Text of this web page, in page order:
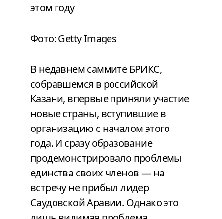
этом году
Фото: Getty Images
В недавнем саммите БРИКС,
собравшемся в российской
Казани, впервые приняли участие
новые страны, вступившие в
организацию с началом этого
года. И сразу образование
продемонстрировало проблемы
единства своих членов — на
встречу не прибыл лидер
Саудовской Аравии. Однако это